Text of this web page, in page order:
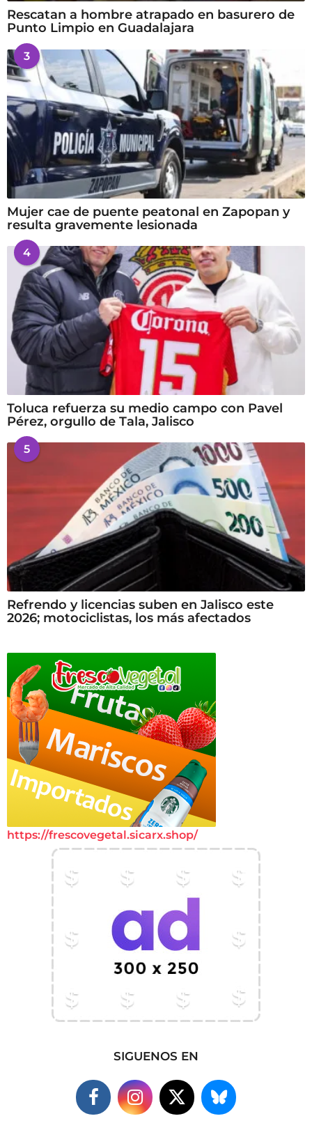
Rescatan a hombre atrapado en basurero de
Punto Limpio en Guadalajara
3
Mujer cae de puente peatonal en Zapopan y
resulta gravemente lesionada
4
Toluca refuerza su medio campo con Pavel
Pérez, orgullo de Tala, Jalisco
5
Refrendo y licencias suben en Jalisco este
2026; motociclistas, los más afectados
https://frescovegetal.sicarx.shop/
SIGUENOS EN